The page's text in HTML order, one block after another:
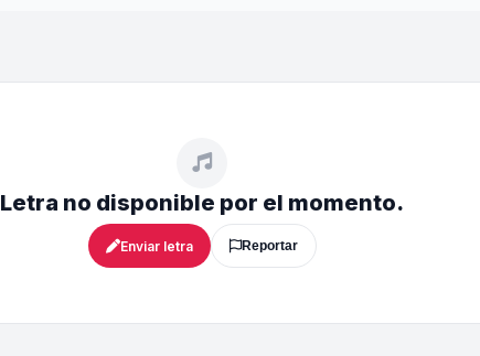
Letra no disponible por el momento.
Enviar letra Reportar